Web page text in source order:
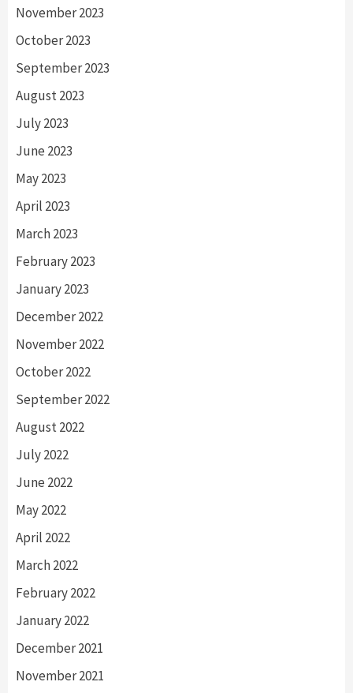
November 2023
October 2023
September 2023
August 2023
July 2023
June 2023
May 2023
April 2023
March 2023
February 2023
January 2023
December 2022
November 2022
October 2022
September 2022
August 2022
July 2022
June 2022
May 2022
April 2022
March 2022
February 2022
January 2022
December 2021
November 2021